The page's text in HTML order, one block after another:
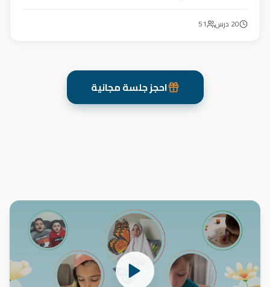
20 درس 51
احجز جلسة مجانية